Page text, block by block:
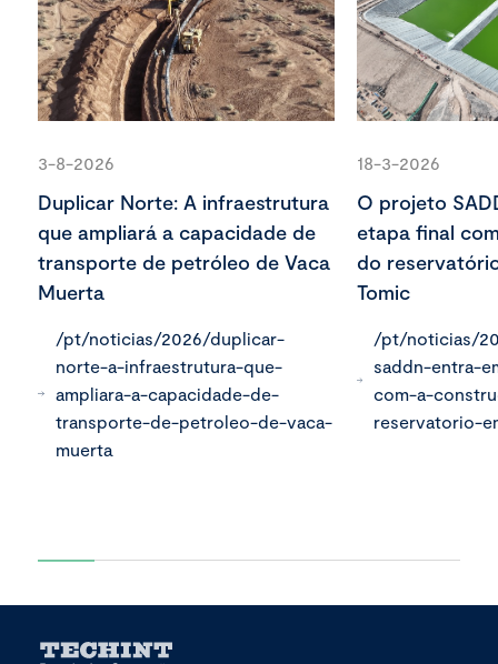
3-8-2026
Duplicar Norte: A infraestrutura
que ampliará a capacidade de
transporte de petróleo de Vaca
Muerta
/pt/noticias/2026/duplicar-
norte-a-infraestrutura-que-
ampliara-a-capacidade-de-
transporte-de-petroleo-de-vaca-
muerta
18-3-2026
O projeto
etapa final
do
Tomic
/pt/noticias/
saddn-entra-
com-a-
reservatorio-